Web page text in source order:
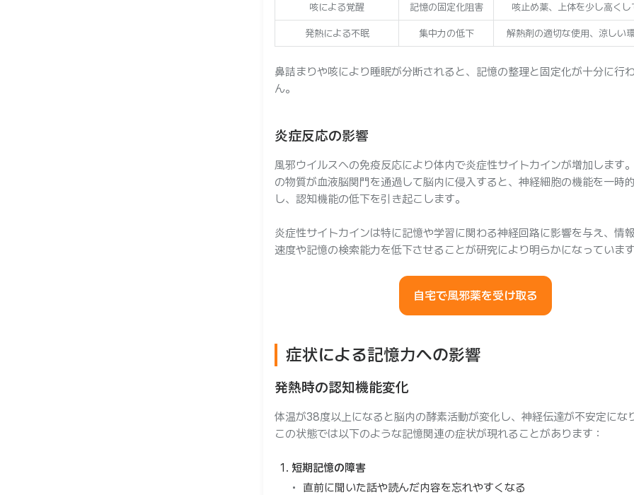
咳による覚醒 記憶の固定化阻害 咳止め薬、上体を少し高くし
発熱による不眠 集中力の低下 解熱剤の適切な使用、涼しい
鼻詰まりや咳により睡眠が分断されると、記憶の整理と固定化が十分に行
ん。
炎症反応の影響
風邪ウイルスへの免疫反応により体内で炎症性サイトカインが増加します
の物質が血液脳関門を通過して脳内に侵入すると、神経細胞の機能を一時
し、認知機能の低下を引き起こします。
炎症性サイトカインは特に記憶や学習に関わる神経回路に影響を与え、情
速度や記憶の検索能力を低下させることが研究により明らかになっています
自宅で風邪薬を受け取る
症状による記憶力への影響
発熱時の認知機能変化
体温が38度以上になると脳内の酵素活動が変化し、神経伝達が不安定にな
この状態では以下のような記憶関連の症状が現れることがあります：
短期記憶の障害
直前に聞いた話や読んだ内容を忘れやすくなる